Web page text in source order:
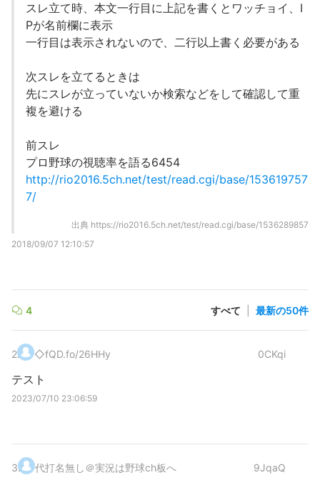
スレ立て時、本文一行目に上記を書くとワッチョイ、I
Pが名前欄に表示
一行目は表示されないので、二行以上書く必要がある
次スレを立てるときは
先にスレが立っていないか検索などをして確認して重
複を避ける
前スレ
プロ野球の視聴率を語る6454
http://rio2016.5ch.net/test/read.cgi/base/153619757
7/
出典 https://rio2016.5ch.net/test/read.cgi/base/1536289857
2018/09/07 12:10:57
4 すべて 最新の50件
2. ◇fQD.fo/26HHy 0CKqi
テスト
2023/07/10 23:06:59
3. 代打名無し＠実況は野球ch板へ 9JqaQ